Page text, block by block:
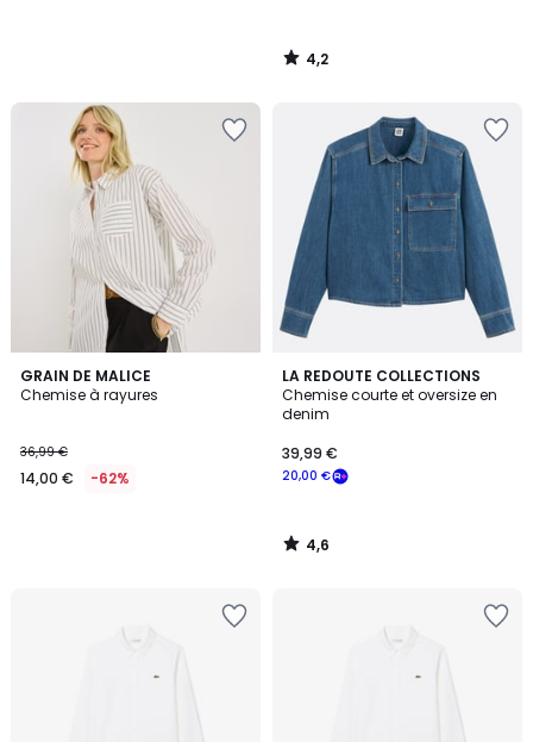
4,2
/
GRAIN DE MALICE
Chemise à rayures
36,99 €
14,00 € -62%
LA REDOUTE COLLECTIONS
Chemise courte et oversize en
denim
20,00 €
39,99 €
4,6
/ 5
4,6
/